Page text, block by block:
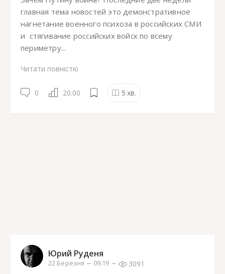
главная тема новостей это демонстративное
нагнетание военного психоза в российских СМИ
и стягивание российских войск по всему
периметру...
Читати повністю
0 20.00 5 хв.
Юрий Руденя
22 Березня 09:19 3091